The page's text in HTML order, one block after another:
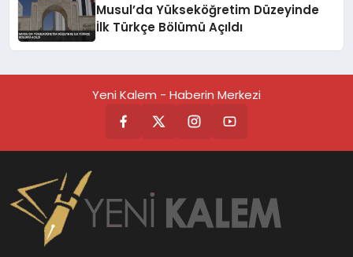
Musul’da Yükseköğretim Düzeyinde
İlk Türkçe Bölümü Açıldı
Yeni Kalem - Haberin Merkezi